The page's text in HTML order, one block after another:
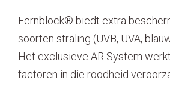
Fernblock® biedt extra
soorten straling (UVB, UVA,
Het exclusieve AR System
factoren in die roodheid